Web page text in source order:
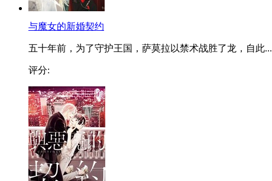
与魔女的新婚契约
五十年前，为了守护王国，萨莫拉以禁术战胜了龙，自此...
评分: